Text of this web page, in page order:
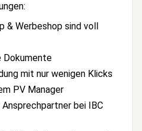
& Werbeshop sind voll
Dokumente
mit nur wenigen Klicks
PV Manager
bei IBC